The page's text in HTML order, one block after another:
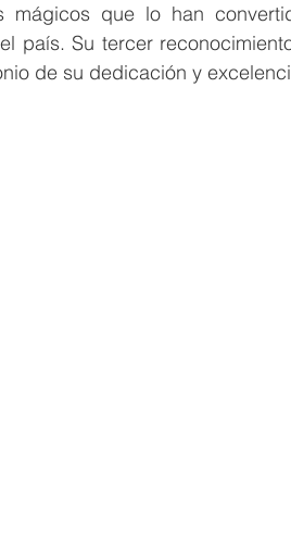
mágicos que lo han
país. Su tercer
de su dedicación y